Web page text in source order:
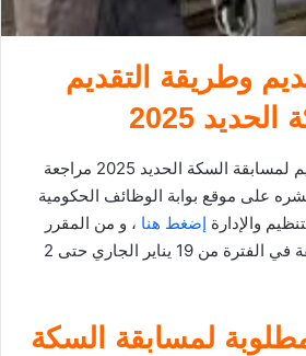
وطريقة التقديم
2025
يمكن للراغبين فى التقديم لمسابقة السكة الحديد 2025 مراجعة
على موقع بوابة الوظائف الحكومية
والإدارة إضغط هنا ، و من المقرر
إتاحة التقديم في المسابقة في الفترة من 19 يناير الجاري حتى 2
لمسابقة السكة